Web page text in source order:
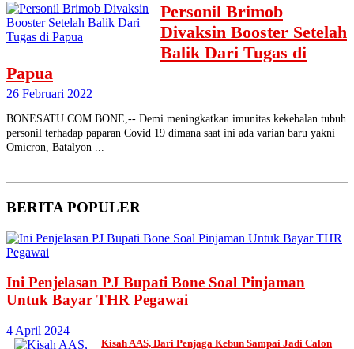
Personil Brimob
Divaksin Booster Setelah
Balik Dari Tugas di
Papua
26 Februari 2022
BONESATU.COM.BONE,-- Demi meningkatkan imunitas kekebalan tubuh
personil terhadap paparan Covid 19 dimana saat ini ada varian baru yakni
Omicron, Batalyon ...
BERITA POPULER
Ini Penjelasan PJ Bupati Bone Soal Pinjaman
Untuk Bayar THR Pegawai
4 April 2024
Kisah AAS, Dari Penjaga Kebun Sampai Jadi Calon